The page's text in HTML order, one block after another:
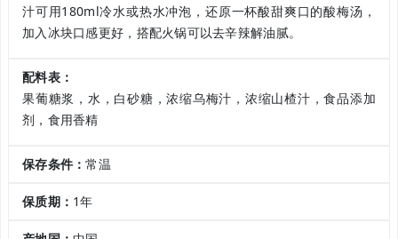
汁可用180ml冷水或热水冲泡，还原一杯酸甜爽口的酸梅汤，
加入冰块口感更好，搭配火锅可以去辛辣解油腻。
配料表：
果葡糖浆，水，白砂糖，浓缩乌梅汁，浓缩山楂汁，食品添加
剂，食用香精
保存条件：常温
保质期： 1年